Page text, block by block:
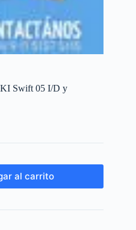
Swift 05 I/D y
al carrito